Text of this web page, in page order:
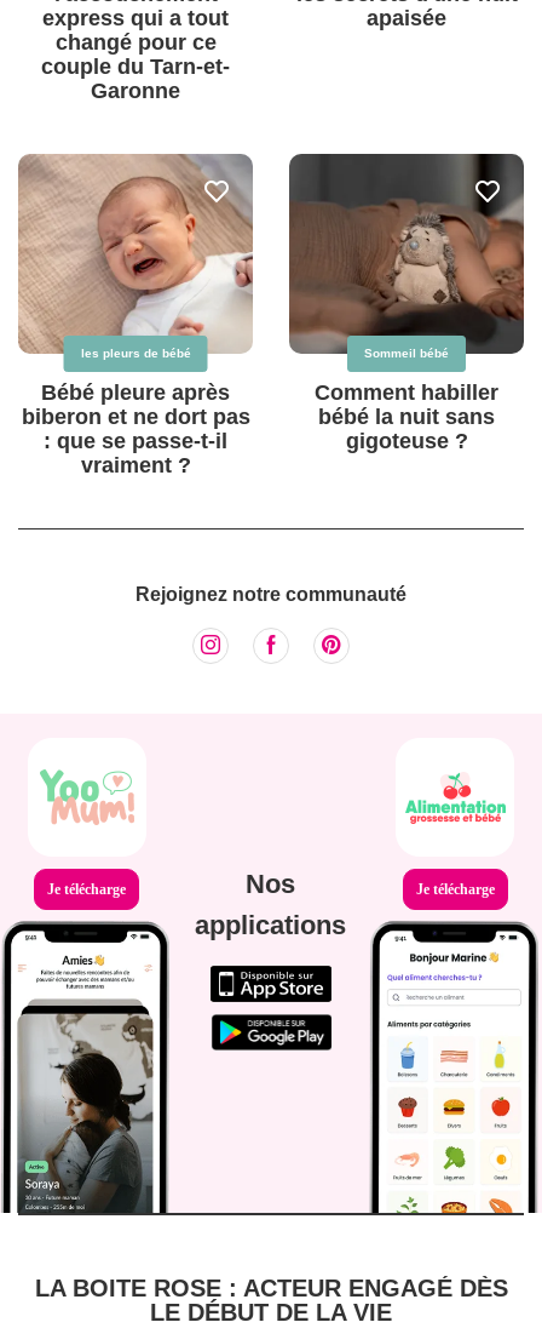
express qui a tout
changé pour ce
couple du Tarn-et-
Garonne
apaisée
les pleurs de bébé
Bébé pleure après
biberon et ne dort pas
: que se passe-t-il
vraiment ?
Sommeil bébé
Comment habiller
bébé la nuit sans
gigoteuse ?
Rejoignez notre communauté
Je télécharge
Nos
applications
Je télécharge
LA BOITE ROSE : ACTEUR ENGAGÉ DÈS
LE DÉBUT DE LA VIE